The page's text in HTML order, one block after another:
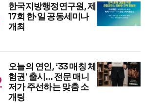
한국지방행정연구원, 제
17회 한·일 공동세미나
개최
오늘의 연인, ‘33 매칭 체
험권’ 출시… 전문 매니
저가 주선하는 맞춤 소
개팅